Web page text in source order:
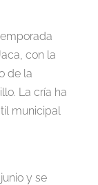
con la
de la
La cría ha
municipal
y se